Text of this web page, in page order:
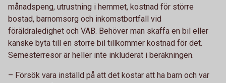
månadspeng, utrustning i hemmet, kostnad för större
bostad, barnomsorg och inkomstbortfall vid
föräldraledighet och VAB. Behöver man skaffa en bil eller
kanske byta till en större bil tillkommer kostnad för det.
Semesterresor är heller inte inkluderat i beräkningen.
– Försök vara inställd på att det kostar att ha barn och var